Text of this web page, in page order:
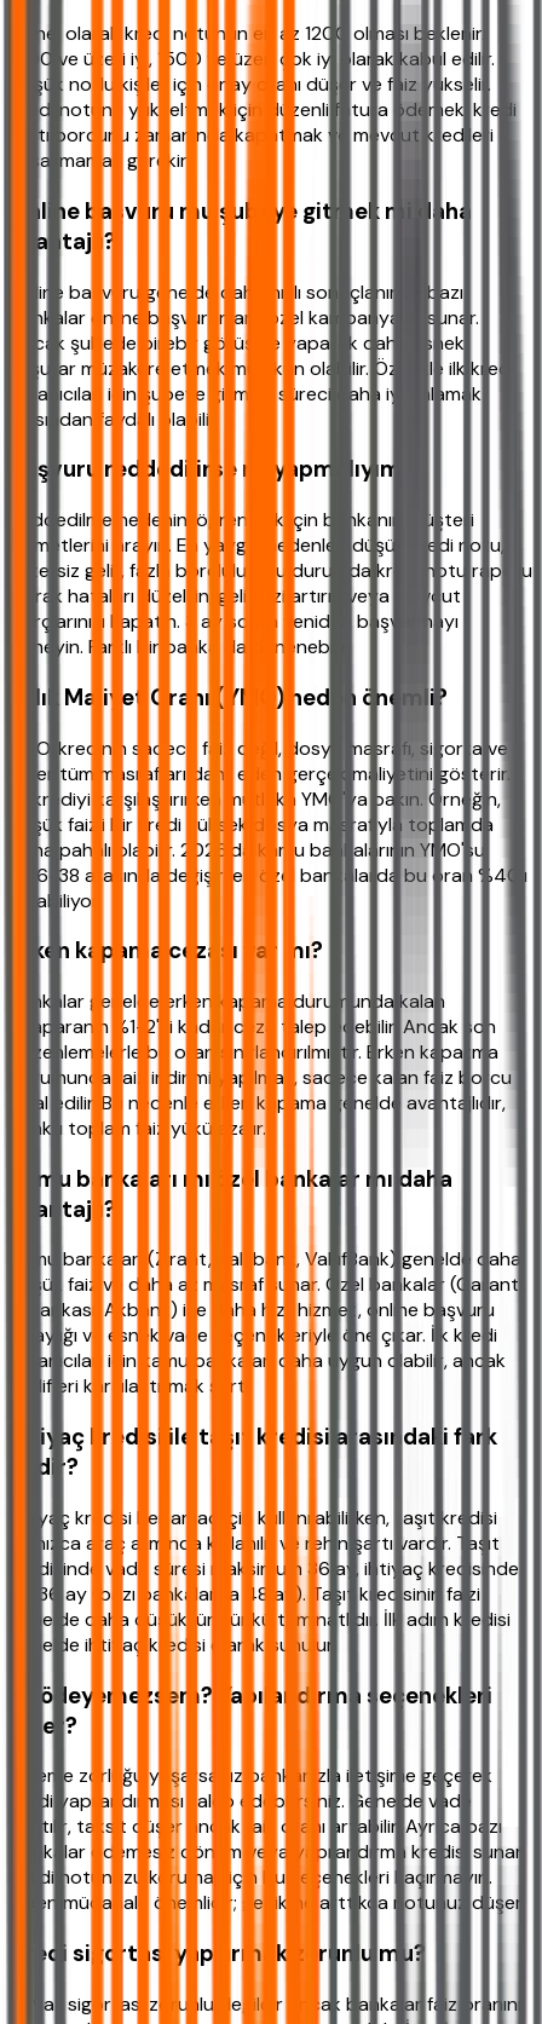
Genel olarak kredi notunun en az 1200 olması beklenir.
1300 ve üzeri iyi, 1500 ve üzeri çok iyi olarak kabul edilir.
Düşük notlu kişiler için onay oranı düşer ve faiz yükselir.
Kredi notunu yükseltmek için düzenli fatura ödemek, kredi
kartı borcunu zamanında kapatmak ve mevcut kredileri
aksatmamak gerekir.
Online başvuru mu şubeye gitmek mi daha
avantajlı?
Online başvuru genelde daha hızlı sonuçlanır ve bazı
bankalar online başvuranlara özel kampanyalar sunar.
Ancak şubede birebir görüşme yaparak daha esnek
koşullar müzakere etmek mümkün olabilir. Özellikle ilk kredi
kullanıcıları için şubeye gitmek, süreci daha iyi anlamak
açısından faydalı olabilir.
Başvuru reddedilirse ne yapmalıyım?
Reddedilme nedenini öğrenmek için bankanın müşteri
hizmetlerini arayın. En yaygın nedenler: düşük kredi notu,
yetersiz gelir, fazla borçluluk. Bu durumda kredi notu raporu
alarak hataları düzeltin, gelirinizi artırın veya mevcut
borçlarınızı kapatın. 3 ay sonra yeniden başvurmayı
deneyin. Farklı bir banka da denenebilir.
Yıllık Maliyet Oranı (YMO) neden önemli?
YMO, kredinin sadece faiz değil, dosya masrafı, sigorta ve
diğer tüm masrafları dahil eden gerçek maliyetini gösterir.
İki krediyi karşılaştırırken mutlaka YMO'ya bakın. Örneğin,
düşük faizli bir kredi yüksek dosya masrafıyla toplamda
daha pahalı olabilir. 2026'da kamu bankalarının YMO'su
%36-38 arasında değişirken özel bankalarda bu oran %40'ı
bulabiliyor.
Erken kapama cezası var mı?
Bankalar genelde erken kapama durumunda kalan
anaparanın %1-2'si kadar ceza talep edebilir. Ancak son
düzenlemelerle bu oran sınırlandırılmıştır. Erken kapatma
durumunda faiz indirimi yapılmaz, sadece kalan faiz borcu
iptal edilir. Bu nedenle erken kapama genelde avantajlıdır,
çünkü toplam faiz yükü azalır.
Kamu bankaları mı özel bankalar mı daha
avantajlı?
Kamu bankaları (Ziraat, Halkbank, VakıfBank) genelde daha
düşük faiz ve daha az masraf sunar. Özel bankalar (Garanti,
İş Bankası, Akbank) ise daha hızlı hizmet, online başvuru
kolaylığı ve esnek vade seçenekleriyle öne çıkar. İlk kredi
kullanıcıları için kamu bankaları daha uygun olabilir, ancak
teklifleri karşılaştırmak şart.
İhtiyaç kredisi ile taşıt kredisi arasındaki fark
nedir?
İhtiyaç kredisi her amaç için kullanılabilirken, taşıt kredisi
yalnızca araç alımında kullanılır ve rehin şartı vardır. Taşıt
kredisinde vade süresi maksimum 36 ay, ihtiyaç kredisinde
de 36 ay (bazı bankalarda 48 ay). Taşıt kredisinin faizi
genelde daha düşüktür çünkü teminatlıdır. İlk adım kredisi
genelde ihtiyaç kredisi olarak sunulur.
Ya ödeyemezsem? Yapılandırma seçenekleri
neler?
Ödeme zorluğu yaşarsanız bankanızla iletişime geçerek
kredi yapılandırması talep edebilirsiniz. Genelde vade
uzatılır, taksit düşer ancak faiz oranı artabilir. Ayrıca bazı
bankalar ödemesiz dönem veya yapılandırma kredisi sunar.
Kredi notunuzu korumak için bu seçenekleri kaçırmayın.
Erken müdahale önemlidir; gecikme arttıkça notunuz düşer.
Kredi sigortası yaptırmak zorunlu mu?
Hayat sigortası zorunlu değildir ancak bankalar faiz oranını